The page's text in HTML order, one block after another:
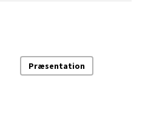
Præsentation